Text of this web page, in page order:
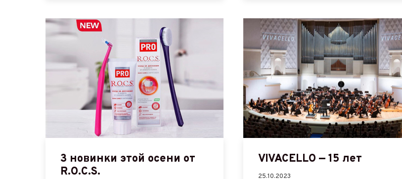
3 новинки этой осени от
R.O.C.S.
VIVACELLO — 15 лет
25.10.2023